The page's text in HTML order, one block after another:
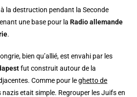
la destruction pendant la Seconde
une base pour la Radio allemande
.
bien qu’allié, est envahi par les
fut construit autour de la
Comme pour leghetto de
nazis etait simple. Regrouper les Juifs en